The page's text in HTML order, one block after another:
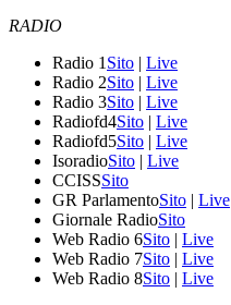
RADIO
Radio 1 Sito | Live
Radio 2Sito | Live
Radio 3Sito | Live
Radiofd4Sito | Live
Radiofd5Sito | Live
IsoradioSito | Live
CCISSSito
GR ParlamentoSito | Live
Giornale RadioSito
Web Radio 6Sito | Live
Web Radio 7Sito | Live
Web Radio 8Sito | Live